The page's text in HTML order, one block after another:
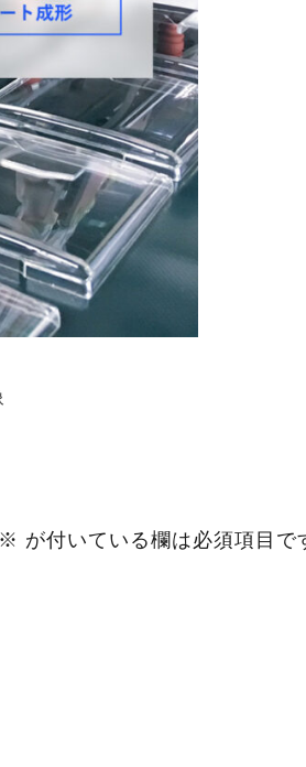
※ が付いている欄は必須項目で